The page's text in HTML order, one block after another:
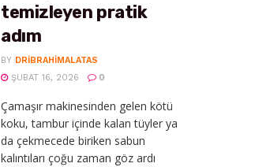
temizleyen pratik
adım
BY DRIBRAHIMALATAS
ŞUBAT 16, 2026
0
Çamaşır makinesinden gelen kötü
koku, tambur içinde kalan tüyler ya
da çekmecede biriken sabun
kalıntıları çoğu zaman göz ardı